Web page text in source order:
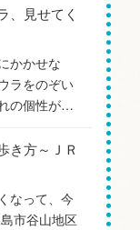
見せてく
かかせな
ラをのぞい
の個性が…
き方～ＪＲ
なって、今
市谷山地区